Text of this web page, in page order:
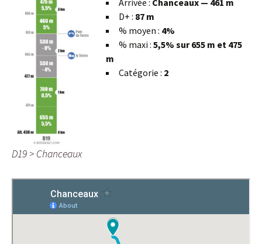
D19 > Chanceaux
Arrivée : Chanceaux — 461 m
D+ : 87 m
% moyen : 4%
% maxi : 5,5% sur 655 m et 475
m
Catégorie : 2